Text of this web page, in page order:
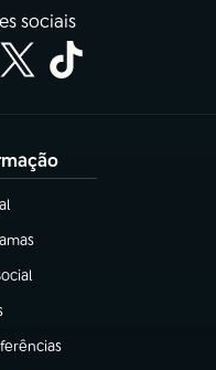
sociais
aba)
aba)
aba)